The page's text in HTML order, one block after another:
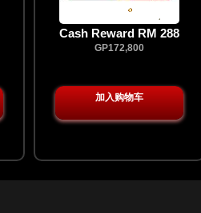
Cash Reward RM 288
GP172,800
加入购物车